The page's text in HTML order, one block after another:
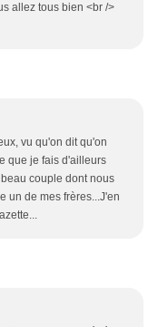
allez tous bien <br />
vu qu'on dit qu'on
que je fais d'ailleurs
couple dont nous
un de mes frères...J'en